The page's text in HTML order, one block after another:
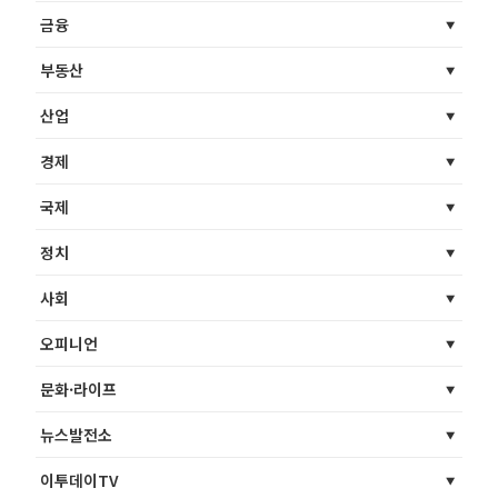
금융
부동산
산업
경제
국제
정치
사회
오피니언
문화·라이프
뉴스발전소
이투데이TV